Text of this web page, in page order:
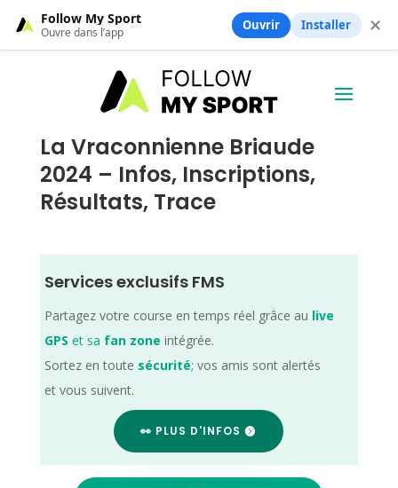
La Vraconnienne Briaude
2024 – Infos, Inscriptions,
Résultats, Trace
Services exclusifs FMS
Partagez votre course en temps réel grâce au live
GPS et sa fan zone intégrée.
Sortez en toute sécurité; vos amis sont alertés
et vous suivent.
👀 PLUS D'INFOS
Follow My Sport
Ouvre dans l’app Ouvrir Installer ✕